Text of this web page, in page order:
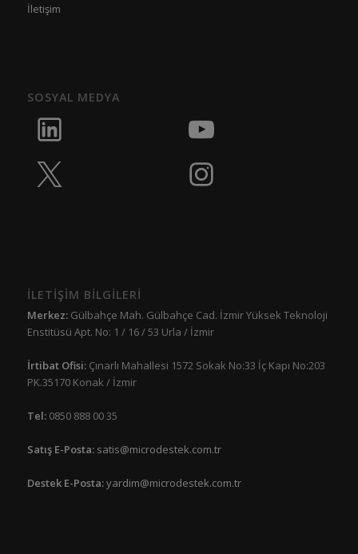
İletişim
SOSYAL MEDYA
İLETİŞİM BİLGİLERİ
Merkez:Gülbahçe Mah. Gülbahçe Cad. İzmir Yüksek Teknoloji
Enstitüsü Apt. No: 1 / 16 / 53 Urla / İzmir
İrtibat Ofisi: Çınarlı Mahallesi 1572 Sokak No:33 İç Kapı No:203
PK.35170 Konak / İzmir
Tel:0850 888 00 35
Satış E-Posta: satis@microdestek.com.tr
Destek E-Posta:yardim@microdestek.com.tr